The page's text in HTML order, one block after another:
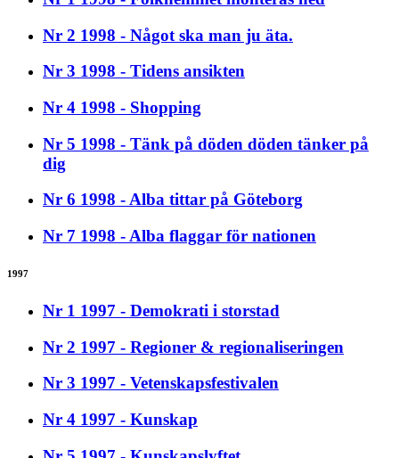
Nr 2 1998 - Något ska man ju äta.
Nr 3 1998 - Tidens ansikten
Nr 4 1998 - Shopping
Nr 5 1998 - Tänk på döden döden tänker på
dig
Nr 6 1998 - Alba tittar på Göteborg
Nr 7 1998 - Alba flaggar för nationen
1997
Nr 1 1997 - Demokrati i storstad
Nr 2 1997 - Regioner & regionaliseringen
Nr 3 1997 - Vetenskapsfestivalen
Nr 4 1997 - Kunskap